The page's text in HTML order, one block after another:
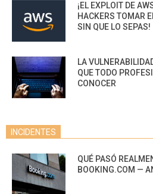
¡EL EXPLOIT DE
HACKERS TOMAR
SIN QUE LO SEPAS!
LA
QUE TODO
CONOCER
INCIDENTES
QUÉ PASÓ
BOOKING.COM —